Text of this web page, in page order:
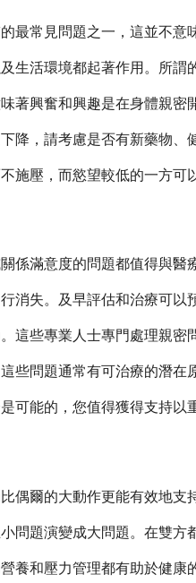
常見問題之一，這並不
活環境都起著作用。所謂
興奮和興趣是在身體親密
，請考慮是否有新藥物、
壓，而慾望較低的一方可
滿意度的問題都值得與醫
失。及早評估和治療可以
些專業人士專門處理親密
問題通常有可治療的潛在
能的，您值得獲得支持以
偶爾的大動作更能有效地支
題演變成大問題。在雙方
和壓力管理都有助於健康